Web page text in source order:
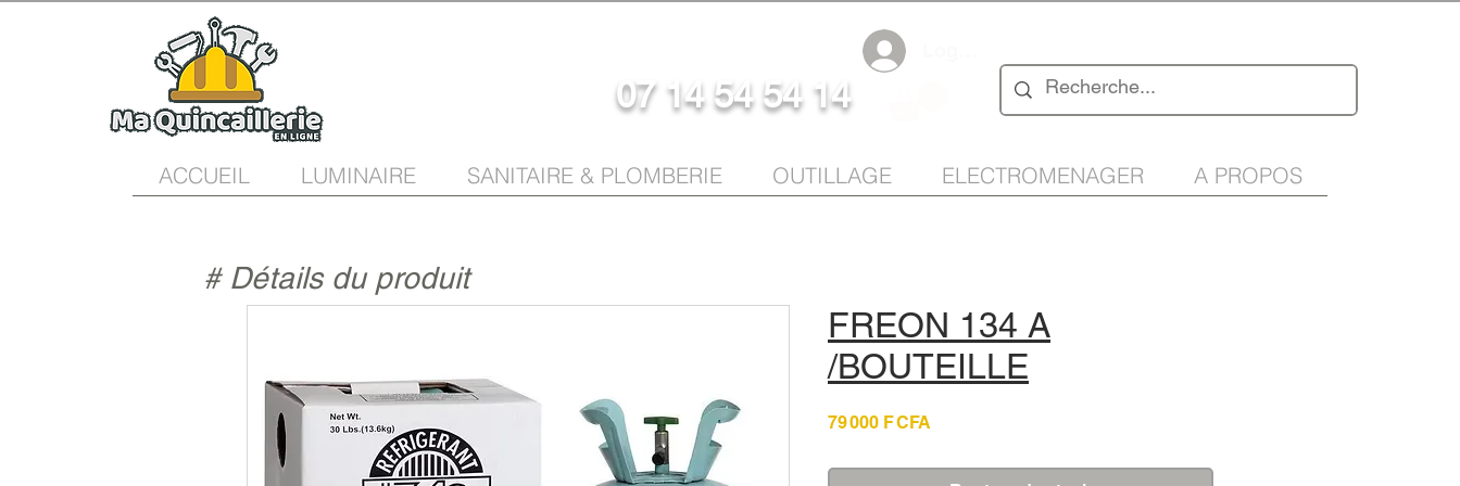
07 14 54 54 14
ACCUEIL LUMINAIRE SANITAIRE & PLOMBERIE OUTILLAGE ELECTROMENAGER A PROPOS
FREON 134 A
/BOUTEILLE
79 000 F CFA
# Détails du produit